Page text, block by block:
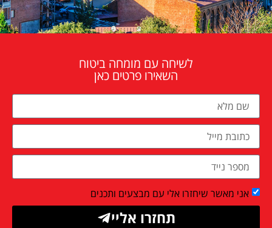
לשיחה עם מומחה ביטוח
השאירו פרטים כאן
אני מאשר שיחזרו אלי עם מבצעים ותכנים
תחזרו אליי